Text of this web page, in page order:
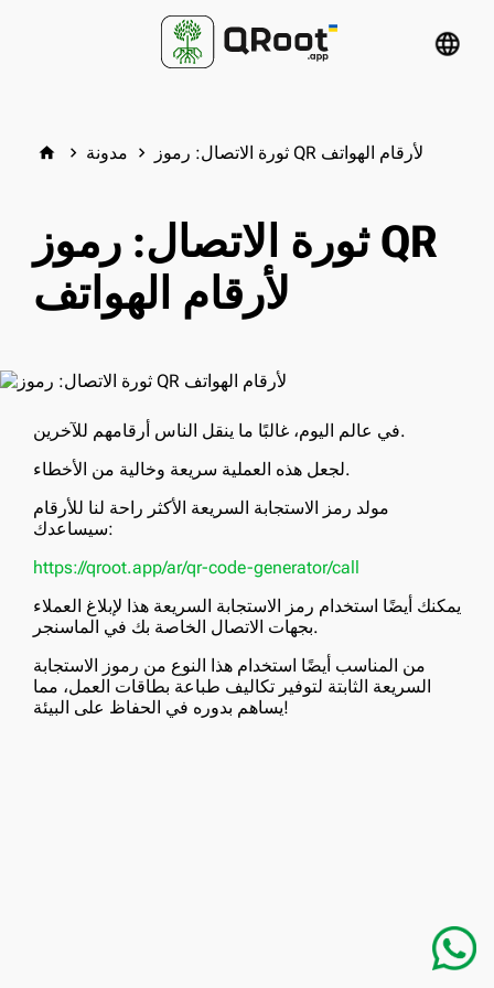
language
home keyboard_arrow_right مدونة keyboard_arrow_right ثورة الاتصال: رموز QR لأرقام الهواتف
ثورة الاتصال: رموز QR
لأرقام الهواتف
في عالم اليوم، غالبًا ما ينقل الناس أرقامهم للآخرين.
لجعل هذه العملية سريعة وخالية من الأخطاء.
مولد رمز الاستجابة السريعة الأكثر راحة لنا للأرقام
سيساعدك:
https://qroot.app/ar/qr-code-generator/call
يمكنك أيضًا استخدام رمز الاستجابة السريعة هذا لإبلاغ العملاء
بجهات الاتصال الخاصة بك في الماسنجر.
من المناسب أيضًا استخدام هذا النوع من رموز الاستجابة
السريعة الثابتة لتوفير تكاليف طباعة بطاقات العمل، مما
يساهم بدوره في الحفاظ على البيئة!